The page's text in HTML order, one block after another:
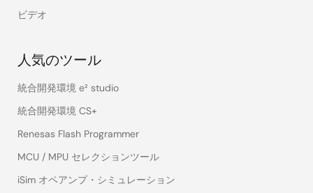
ビデオ
人気のツール
統合開発環境 e² studio
統合開発環境 CS+
Renesas Flash Programmer
MCU / MPU セレクションツール
iSim オペアンプ・シミュレーション